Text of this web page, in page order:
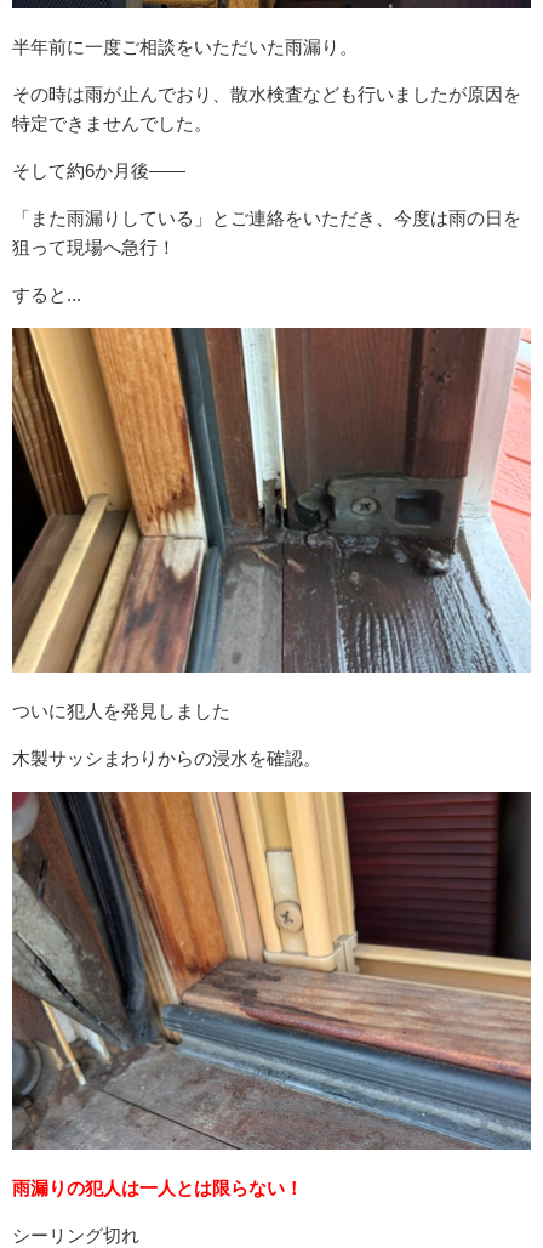
半年前に一度ご相談をいただいた雨漏り。
その時は雨が止んでおり、散水検査なども行いましたが原因を
特定できませんでした。
そして約6か月後――
「また雨漏りしている」とご連絡をいただき、今度は雨の日を
狙って現場へ急行！
すると...
ついに犯人を発見しました
木製サッシまわりからの浸水を確認。
雨漏りの犯人は一人とは限らない！
シーリング切れ